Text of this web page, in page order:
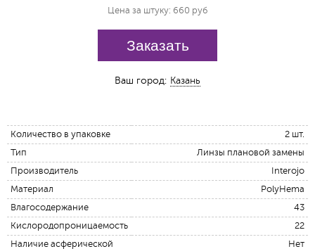
Цена за штуку: 660 руб
Заказать
Ваш город: Казань
Количество в упаковке
2 шт.
Тип
Линзы плановой замены
Производитель
Interojo
Материал
PolyHema
Влагосодержание
43
Кислородопроницаемость
22
Наличие асферической
Нет